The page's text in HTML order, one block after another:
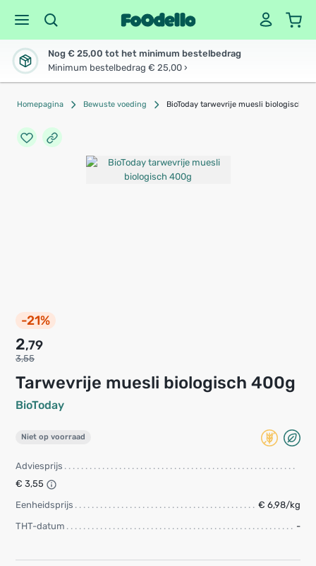
Nog € 25,00 tot het minimum bestelbedrag
Minimum bestelbedrag € 25,00 ›
Homepagina Bewuste voeding BioToday tarwevrije muesli biologisch
-21%
tarwevrije muesli biologisch 400g
BioToday
2,79
3,55
Niet op voorraad
Adviesprijs
€ 3,55
Eenheidsprijs
€ 6,98/kg
THT-datum
-